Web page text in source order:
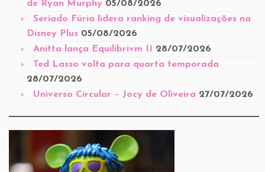
de Ryan Murphy 05/08/2026
Seriado Fúria lidera ranking de visualizações na
Disney Plus 05/08/2026
Anitta lança Equilibrivm II
28/07/2026
Ted Lasso volta para quarta temporada
28/07/2026
Universo Circular – Jocy de Oliveira 27/07/2026